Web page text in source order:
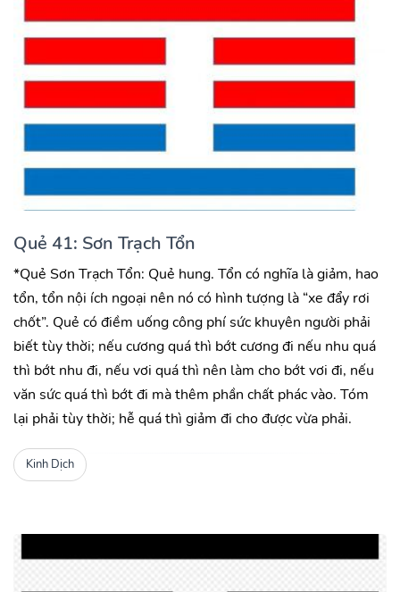
Quẻ 41: Sơn Trạch Tổn
*Quẻ Sơn Trạch Tổn: Quẻ hung. Tổn có nghĩa là giảm, hao
tổn, tổn nội ích ngoại nên nó có hình tượng là “xe đẩy rơi
chốt”. Quẻ có điềm uống công phí sức khuyên người phải
biết tùy thời; nếu cương quá thì bớt cương đi nếu nhu quá
thì bớt nhu đi, nếu vơi quá thì nên làm cho bớt vơi đi, nếu
văn sức quá thì bớt đi mà thêm phần chất phác vào. Tóm
lại phải tùy thời; hễ quá thì giảm đi cho được vừa phải.
Kinh Dịch